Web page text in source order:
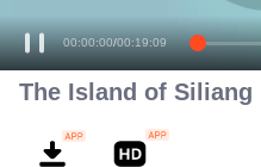
00:00:00/00:19:09
The Island of Siliang